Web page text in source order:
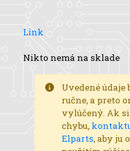
Link
Nikto nemá na sklade
Uvedené údaje
ručne, a preto
vylúčený. Ak
chybu,
Elparts, aby ju